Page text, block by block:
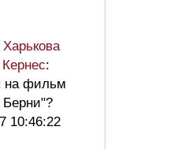
:
на фильм
Берни"?
10:46:22